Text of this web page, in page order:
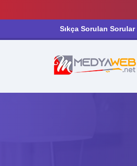
Sıkça Sorulan Sorular